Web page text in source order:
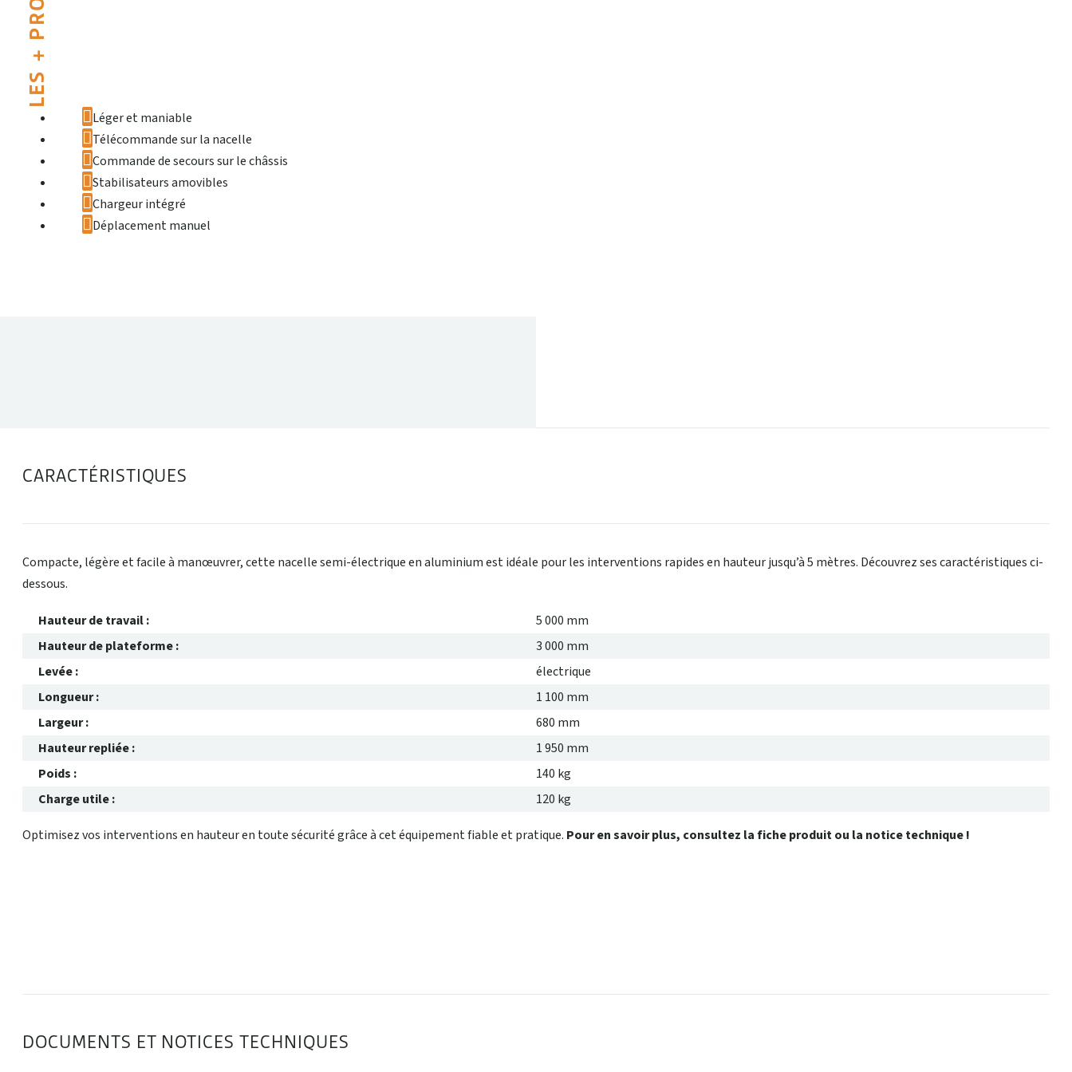
Léger et maniable
Télécommande sur la nacelle
Commande de secours sur le châssis
Stabilisateurs amovibles
Chargeur intégré
Déplacement manuel
CARACTÉRISTIQUES
Compacte, légère et facile à manœuvrer, cette nacelle semi-électrique en aluminium est idéale pour les interventions rapides en hauteur jusqu’à 5 mètres. Découvrez ses caractéristiques ci-
dessous.
Hauteur de travail :
5 000 mm
Hauteur de plateforme :
3 000 mm
Levée :
électrique
Longueur :
1 100 mm
Largeur :
680 mm
Hauteur repliée :
1 950 mm
Poids :
140 kg
Charge utile :
120 kg
Optimisez vos interventions en hauteur en toute sécurité grâce à cet équipement fiable et pratique. Pour en savoir plus, consultez la fiche produit ou la notice technique !
DOCUMENTS ET NOTICES TECHNIQUES